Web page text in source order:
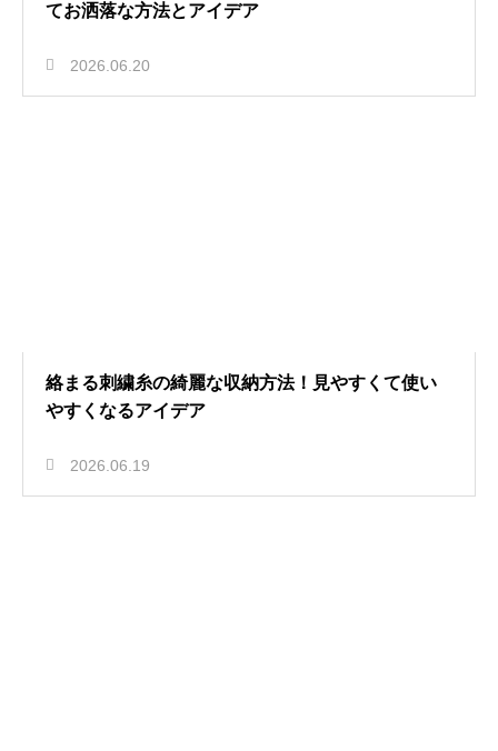
てお洒落な方法とアイデア
2026.06.20
絡まる刺繍糸の綺麗な収納方法！見やすくて使い
やすくなるアイデア
2026.06.19